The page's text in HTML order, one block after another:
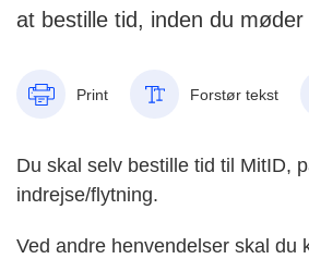
at bestille tid, inden du møder
Print Forstør tekst
Du skal selv bestille tid til MitID,
indrejse/flytning.
Ved andre henvendelser skal du